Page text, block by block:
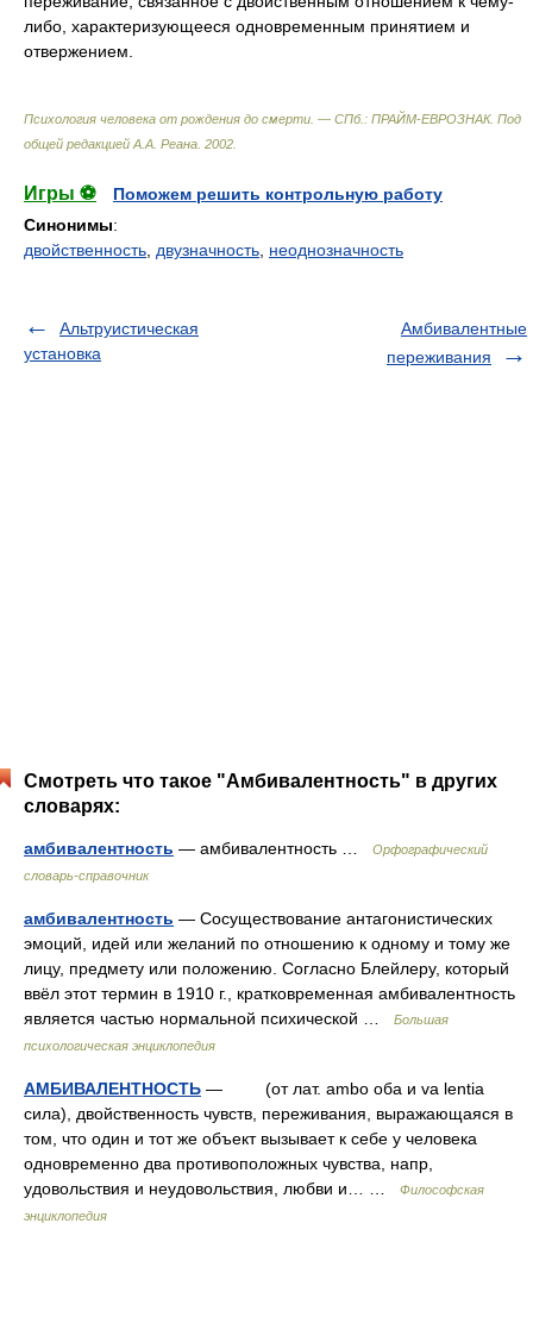
либо, характеризующееся одновременным принятием и
отвержением.
Психология человека от рождения до смерти. — СПб.: ПРАЙМ-ЕВРОЗНАК. Под
общей редакцией А.А. Реана 2002
Игры ⚽
Поможем решить контрольную работу
Синонимы:
двойственность двузначность неоднозначность
Альтруистическая
установка
Амбивалентные
переживания
Смотреть что такое "Амбивалентность" в других
словарях:
амбивалентность — амбивалентность …
Орфографический
словарь-справочник
амбивалентность — Сосуществование антагонистических
эмоций, идей или желаний по отношению к одному и тому же
лицу, предмету или положению. Согласно Блейлеру, который
ввёл этот термин в 1910 г., кратковременная амбивалентность
является частью нормальной психической …
Большая
психологическая энциклопедия
АМБИВАЛЕНТНОСТЬ — (от лат. ambo оба и va lentia
сила), двойственность чувств, переживания, выражающаяся в
том, что один и тот же объект вызывает к себе у человека
одновременно два противоположных чувства, напр,
удовольствия и неудовольствия, любви и… …
Философская
энциклопедия